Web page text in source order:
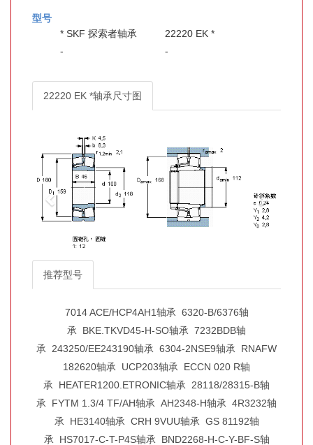
型号
* SKF 探索者轴承
22220 EK *
-
-
22220 EK *轴承尺寸图
推荐型号
7014 ACE/HCP4AH1轴承 6320-B/6376轴
承
BKE.TKVD45-H-SO轴承 7232BDB轴
承
243250/EE243190轴承 6304-2NSE9轴承
RNAFW
182620轴承
UCP203轴承
ECCN 020 R轴
承
HEATER1200.ETRONIC轴承
28118/28315-B轴
承
FYTM 1.3/4 TF/AH轴承 AH2348-H轴承 4R3232轴
承
HE3140轴承 CRH 9VUU轴承 GS 81192轴
承
HS7017-C-T-P4S轴承 BND2268-H-C-Y-BF-S轴